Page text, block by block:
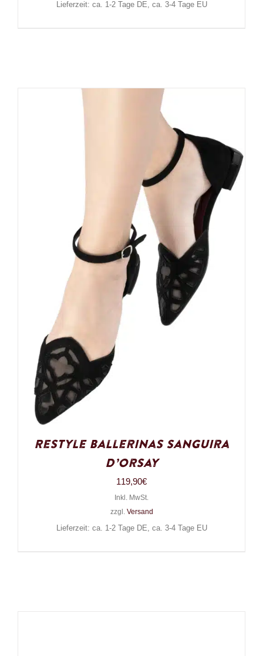
Lieferzeit: ca. 1-2 Tage DE, ca. 3-4 Tage EU
Restyle Ballerinas Sanguira
D’Orsay
119,90€
Inkl. MwSt.
zzgl. Versand
Lieferzeit: ca. 1-2 Tage DE, ca. 3-4 Tage EU